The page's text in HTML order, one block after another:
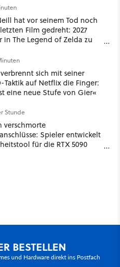
hat vor seinem Tod noch
Film gedreht: 2027
in The Legend of Zelda zu
verbrennt sich mit seiner
Taktik auf Netflix die Finger:
eine neue Stufe von Gier«
Stunde
verschmorte
Spieler entwickelt
für die RTX 5090
BESTELLEN
und Hardware direkt ins Postfach